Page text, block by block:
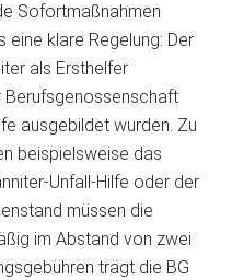
Sofortmaßnahmen
eine klare Regelung: Der
als Ersthelfer
Berufsgenossenschaft
ausgebildet wurden. Zu
beispielsweise das
Unfall-Hilfe oder der
müssen die
im Abstand von zwei
trägt die BG